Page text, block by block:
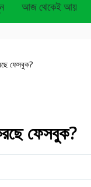
আজ থেকেই আয়
ফেসবুক?
ফেসবুক?